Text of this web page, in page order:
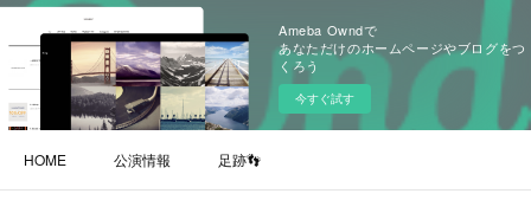
Ameba Owndで
あなただけのホームページやブログをつ
くろう
今すぐ試す
HOME 公演情報 足跡👣